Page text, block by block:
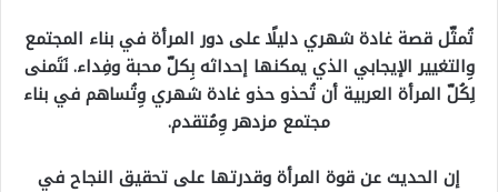
تُمثّل قصة غادة شهري دليلًا على دور المرأة في بناء المجتمع
وِالتغيير الإيجابي الذي يمكنها إحداثه بِكلّ محبة وفِداء. نَتَمنى
لِكُلّ المرأة العربية أن تُحذو حذو غادة شهري وِتُساهم في بناء
مجتمع مزدهر وِمُتقدم.
إن الحديث عن قوة المرأة وقدرتها على تحقيق النجاح في